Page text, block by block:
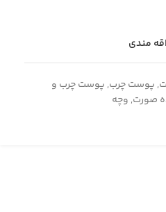
مندی
, پوست چرب, پوست چرب و
صورت, وچه